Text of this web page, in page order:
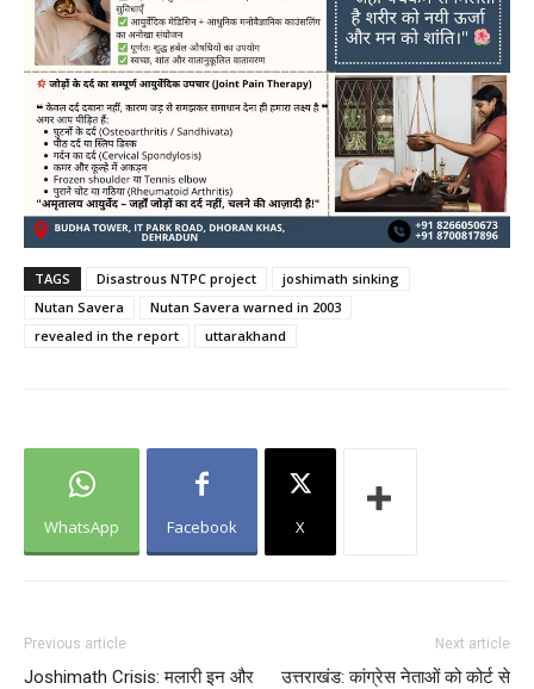
TAGS Disastrous NTPC project
joshimath sinking
Nutan Savera
Nutan Savera warned in 2003
revealed in the report
uttarakhand
WhatsApp Facebook X
Previous article
Joshimath Crisis: मलारी इन और
Next article
उत्तराखंड: कांग्रेस नेताओं को कोर्ट से